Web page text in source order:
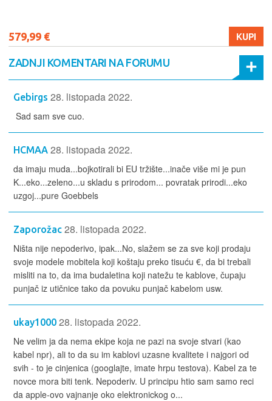
579,99 € KUPI
ZADNJI KOMENTARI NA FORUMU
Gebirgs 28. listopada 2022.
Sad sam sve cuo.
HCMAA 28. listopada 2022.
da imaju muda...bojkotirali bi EU tržište...inače više mi je pun
K...eko...zeleno...u skladu s prirodom... povratak prirodi...eko
uzgoj...pure Goebbels
Zaporožac 28. listopada 2022.
Ništa nije nepoderivo, ipak...No, slažem se za sve koji prodaju
svoje modele mobitela koji koštaju preko tisuću €, da bi trebali
misliti na to, da ima budaletina koji natežu te kablove, čupaju
punjač iz utičnice tako da povuku punjač kabelom usw.
ukay1000 28. listopada 2022.
Ne velim ja da nema ekipe koja ne pazi na svoje stvari (kao
kabel npr), ali to da su im kablovi uzasne kvalitete i najgori od
svih - to je cinjenica (googlajte, imate hrpu testova). Kabel za te
novce mora biti tenk. Nepoderiv. U principu htio sam samo reci
da apple-ovo vajnanje oko elektronickog o...